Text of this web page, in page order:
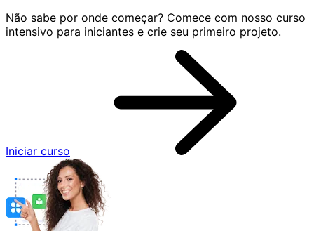
Não sabe por onde começar? Comece com nosso curso
intensivo para iniciantes e crie seu primeiro projeto.
Iniciar curso